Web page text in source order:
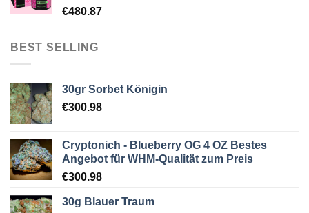
€480.87
BEST SELLING
30gr Sorbet Königin
€300.98
Cryptonich - Blueberry OG 4 OZ Bestes
Angebot für WHM-Qualität zum Preis
€300.98
30g Blauer Traum